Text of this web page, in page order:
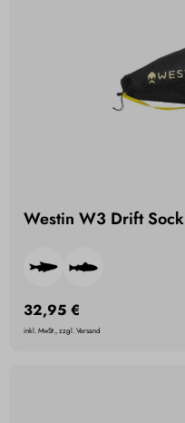
Westin W3 Drift Sock
32,95 €
inkl. MwSt., zzgl. Versand